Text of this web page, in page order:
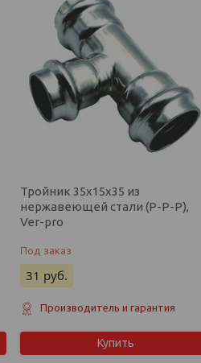
Тройник 35х15х35 из
нержавеющей стали (P-P-P),
Ver-pro
Под заказ
31 руб.
Производитель и гарантия
Купить